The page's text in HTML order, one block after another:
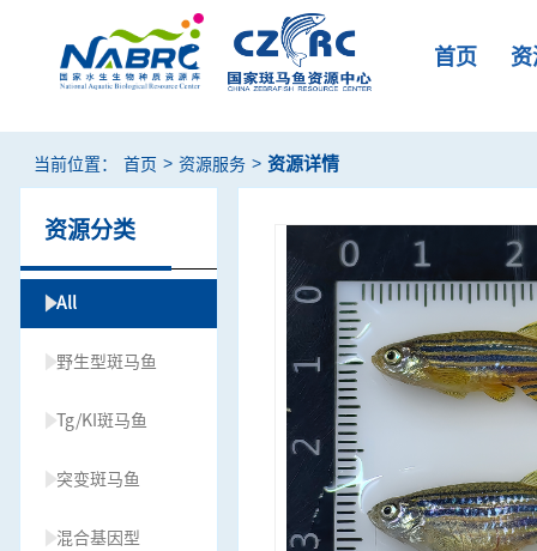
首页
当前位置： 首页 > 资源服务 > 资源详情
资源分类
All
野生型斑马鱼
Tg/KI斑马鱼
突变斑马鱼
混合基因型